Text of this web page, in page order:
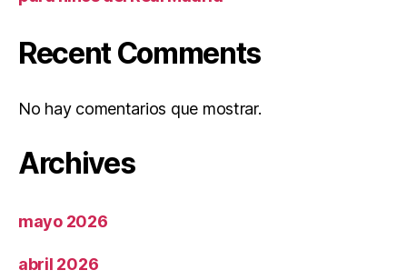
Recent Comments
No hay comentarios que mostrar.
Archives
mayo 2026
abril 2026